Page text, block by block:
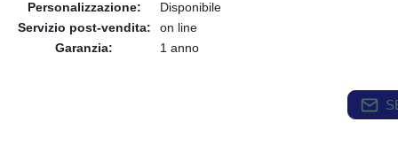
Personalizzazione:
Disponibile
Servizio post-vendita:
on line
Garanzia:
1 anno